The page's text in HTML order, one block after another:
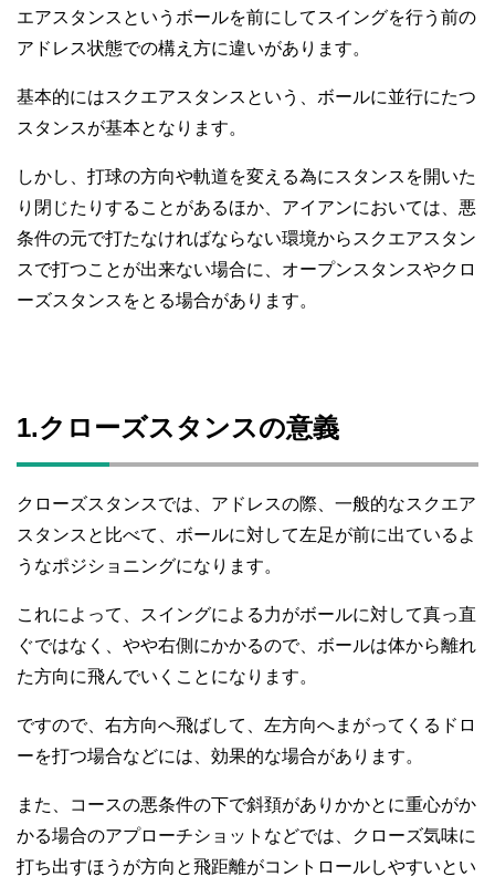
エアスタンスというボールを前にしてスイングを行う前の
アドレス状態での構え方に違いがあります。
基本的にはスクエアスタンスという、ボールに並行にたつ
スタンスが基本となります。
しかし、打球の方向や軌道を変える為にスタンスを開いた
り閉じたりすることがあるほか、アイアンにおいては、悪
条件の元で打たなければならない環境からスクエアスタン
スで打つことが出来ない場合に、オープンスタンスやクロ
ーズスタンスをとる場合があります。
1.クローズスタンスの意義
クローズスタンスでは、アドレスの際、一般的なスクエア
スタンスと比べて、ボールに対して左足が前に出ているよ
うなポジショニングになります。
これによって、スイングによる力がボールに対して真っ直
ぐではなく、やや右側にかかるので、ボールは体から離れ
た方向に飛んでいくことになります。
ですので、右方向へ飛ばして、左方向へまがってくるドロ
ーを打つ場合などには、効果的な場合があります。
また、コースの悪条件の下で斜頚がありかかとに重心がか
かる場合のアプローチショットなどでは、クローズ気味に
打ち出すほうが方向と飛距離がコントロールしやすいとい